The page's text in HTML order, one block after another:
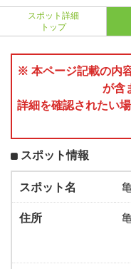
スポット詳細
トップ
※ 本ページ記載の内
が含
詳細を確認されたい
スポット情報
スポット名
住所